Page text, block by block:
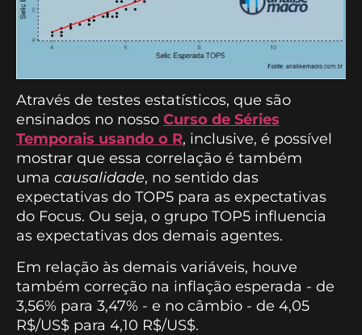
Através de testes estatísticos, que são
ensinados no nosso Curso de Séries
Temporais usando o R, inclusive, é possível
mostrar que essa correlação é também
uma causalidade, no sentido das
expectativas do TOP5 para as expectativas
do Focus. Ou seja, o grupo TOP5 influencia
as expectativas dos demais agentes.
Em relação às demais variáveis, houve
também correção na inflação esperada - de
3,56% para 3,47% - e no câmbio - de 4,05
R$/US$ para 4,10 R$/US$.